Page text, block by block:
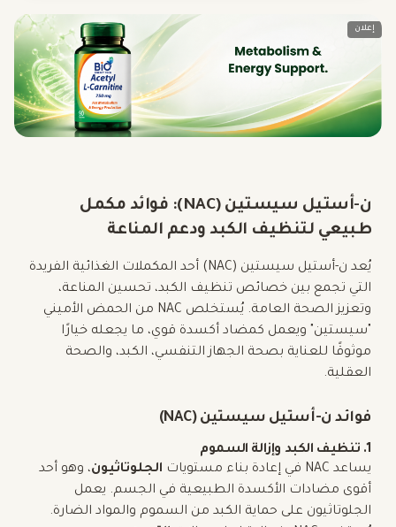
إعلان
ن-أستيل سيستين (NAC): فوائد مكمل
طبيعي لتنظيف الكبد ودعم المناعة
يُعد ن-أستيل سيستين (NAC) أحد المكملات الغذائية الفريدة
التي تجمع بين خصائص تنظيف الكبد، تحسين المناعة،
وتعزيز الصحة العامة. يُستخلص NAC من الحمض الأميني
"سيستين" ويعمل كمضاد أكسدة قوي، ما يجعله خيارًا
موثوقًا للعناية بصحة الجهاز التنفسي، الكبد، والصحة
العقلية.
فوائد ن-أستيل سيستين (NAC)
1. تنظيف الكبد وإزالة السموم
يساعد NAC في إعادة بناء مستويات
الجلوتاثيون، وهو أحد
أقوى مضادات الأكسدة الطبيعية في الجسم. يعمل
الجلوتاثيون على حماية الكبد من السموم والمواد الضارة.